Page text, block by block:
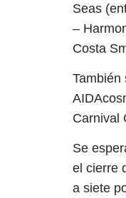
Seas
–
Costa
También
Carnival
Se
el cierre
a siete